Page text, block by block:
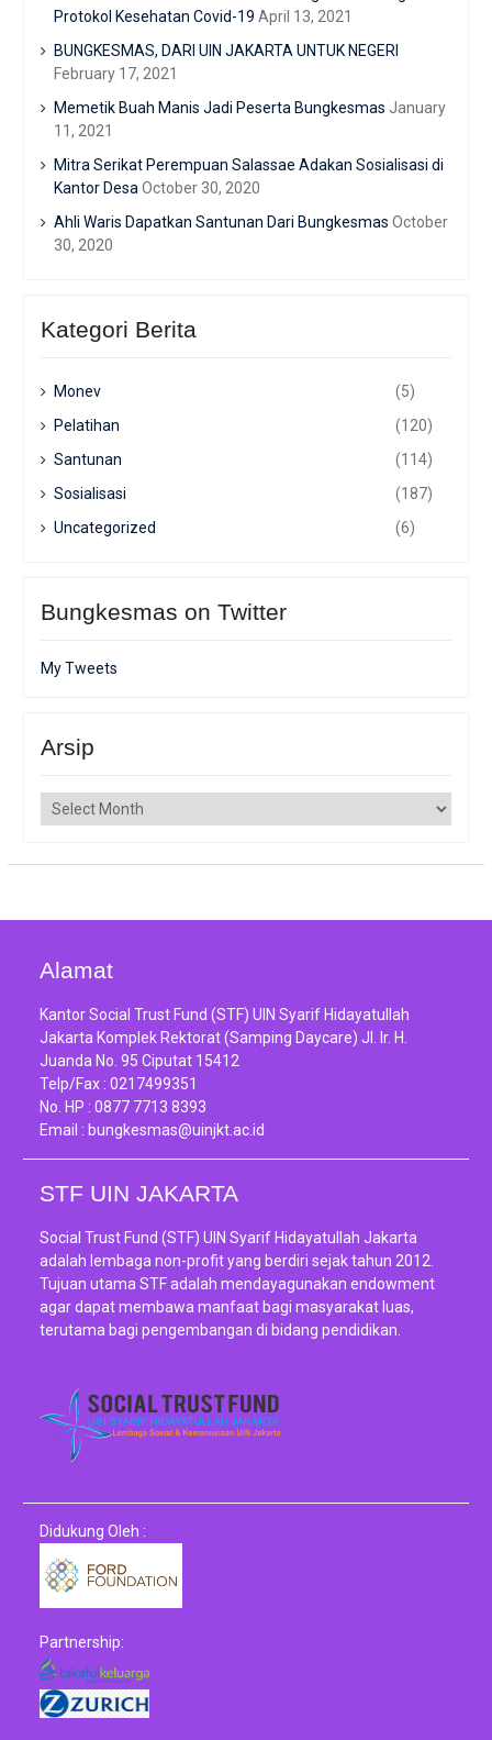
Protokol Kesehatan Covid-19 April 13, 2021
BUNGKESMAS, DARI UIN JAKARTA UNTUK NEGERI
February 17, 2021
Memetik Buah Manis Jadi Peserta Bungkesmas January
11, 2021
Mitra Serikat Perempuan Salassae Adakan Sosialisasi di
Kantor Desa October 30, 2020
Ahli Waris Dapatkan Santunan Dari Bungkesmas October
30, 2020
Kategori Berita
Monev
(5)
Pelatihan
(120)
Santunan
(114)
Sosialisasi
(187)
Uncategorized
(6)
Bungkesmas on Twitter
My Tweets
Arsip
Arsip
Alamat
Kantor Social Trust Fund (STF) UIN Syarif Hidayatullah
Jakarta Komplek Rektorat (Samping Daycare) Jl. Ir. H.
Juanda No. 95 Ciputat 15412
Telp/Fax :0217499351
No. HP :0877 7713 8393
Email : bungkesmas@uinjkt.ac.id
STF UIN JAKARTA
Social Trust Fund (STF) UIN Syarif Hidayatullah Jakarta
adalah lembaga non-profit yang berdiri sejak tahun 2012.
Tujuan utama STF adalah mendayagunakan endowment
agar dapat membawa manfaat bagi masyarakat luas,
terutama bagi pengembangan di bidang pendidikan.
Didukung Oleh :
Partnership: